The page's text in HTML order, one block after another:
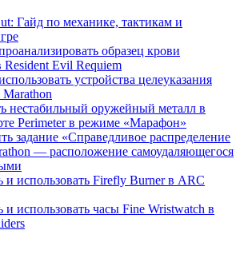
Гайд по механике, тактикам и
образец крови
Resident Evil Requiem
устройства целеуказания
нестабильный оружейный металл в
Perimeter в режиме «Марафон»
задание «Справедливое распределение
— расположение самоудаляющегося
и использовать Firefly Burner в ARC
и использовать часы Fine Wristwatch в